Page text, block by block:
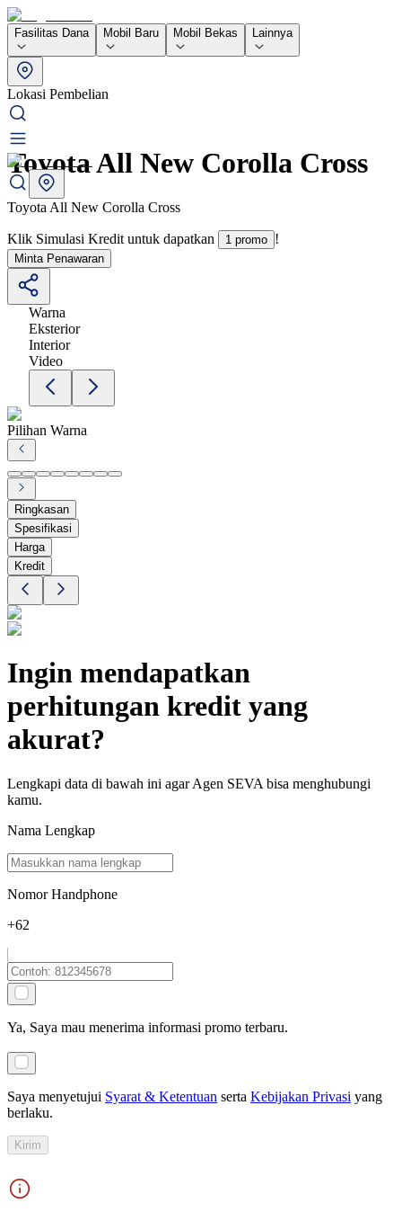
Fasilitas Dana Mobil Baru Mobil Bekas Lainnya
Lokasi Pembelian
Toyota All New Corolla Cross
Toyota All New Corolla Cross
Klik Simulasi Kredit untuk dapatkan 1 promo !
Minta Penawaran
Warna
Eksterior
Interior
Video
Pilihan Warna
Ringkasan
Spesifikasi
Harga
Kredit
Ingin mendapatkan
perhitungan kredit yang
akurat?
Lengkapi data di bawah ini agar Agen SEVA bisa menghubungi
kamu.
Nama Lengkap
Nomor Handphone
+62
Ya, Saya mau menerima informasi promo terbaru.
Saya menyetujui Syarat & Ketentuan serta Kebijakan Privasi yang
berlaku.
Kirim